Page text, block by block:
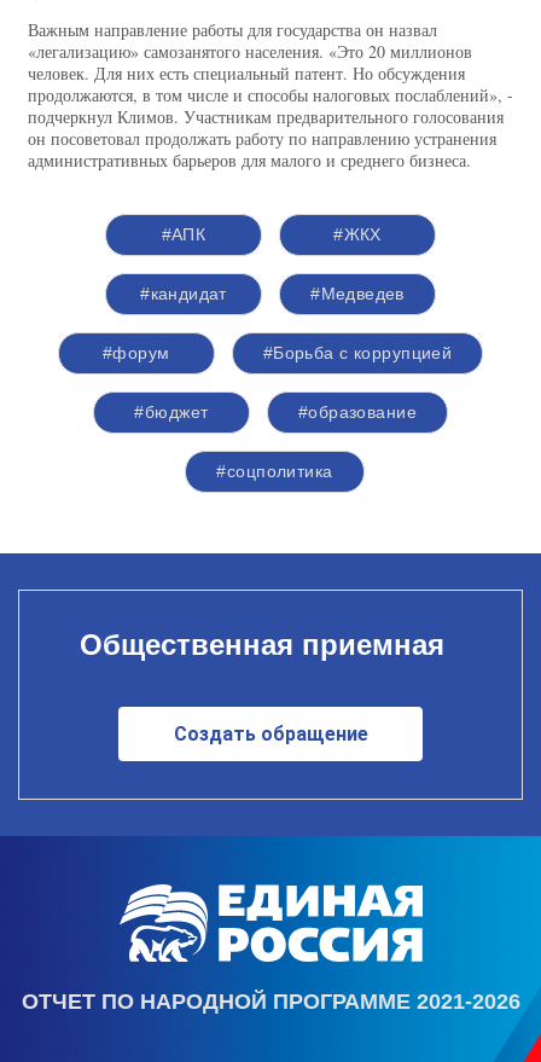
Важным направление работы для государства он назвал
«легализацию» самозанятого населения. «Это 20 миллионов
человек. Для них есть специальный патент. Но обсуждения
продолжаются, в том числе и способы налоговых послаблений», -
подчеркнул Климов. Участникам предварительного голосования
он посоветовал продолжать работу по направлению устранения
административных барьеров для малого и среднего бизнеса.
#АПК #ЖКХ
#кандидат #Медведев
#форум #Борьба с коррупцией
#бюджет #образование
#соцполитика
Общественная приемная
Создать обращение
ОТЧЕТ ПО НАРОДНОЙ ПРОГРАММЕ 2021-2026